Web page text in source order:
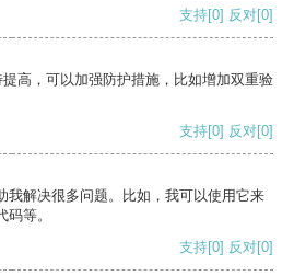
支持[0] 反对[0]
高，可以加强防护措施，比如增加双重验
支持[0] 反对[0]
我解决很多问题。比如，我可以使用它来
等。
支持[0] 反对[0]